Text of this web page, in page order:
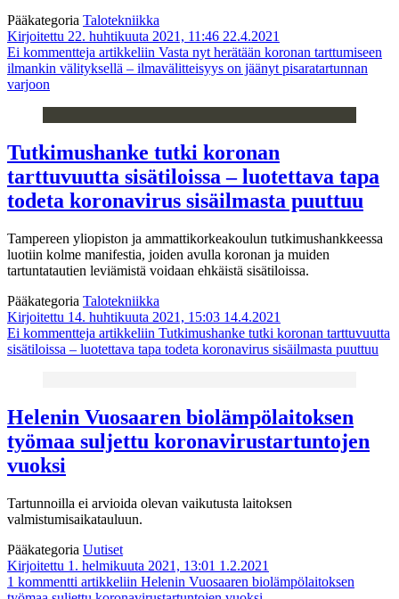
Pääkategoria Talotekniikka
Kirjoitettu 22. huhtikuuta 2021, 11:46 22.4.2021
Ei kommentteja artikkeliin Vasta nyt herätään koronan tarttumiseen
ilmankin välityksellä – ilmavälitteisyys on jäänyt pisaratartunnan
varjoon
Tutkimushanke tutki koronan
tarttuvuutta sisätiloissa – luotettava tapa
todeta koronavirus sisäilmasta puuttuu
Tampereen yliopiston ja ammattikorkeakoulun tutkimushankkeessa
luotiin kolme manifestia, joiden avulla koronan ja muiden
tartuntatautien leviämistä voidaan ehkäistä sisätiloissa.
Pääkategoria Talotekniikka
Kirjoitettu 14. huhtikuuta 2021, 15:03 14.4.2021
Ei kommentteja artikkeliin Tutkimushanke tutki koronan tarttuvuutta
sisätiloissa – luotettava tapa todeta koronavirus sisäilmasta puuttuu
Helenin Vuosaaren biolämpölaitoksen
työmaa suljettu koronavirustartuntojen
vuoksi
Tartunnoilla ei arvioida olevan vaikutusta laitoksen
valmistumisaikatauluun.
Pääkategoria Uutiset
Kirjoitettu 1. helmikuuta 2021, 13:01 1.2.2021
1 kommentti artikkeliin Helenin Vuosaaren biolämpölaitoksen